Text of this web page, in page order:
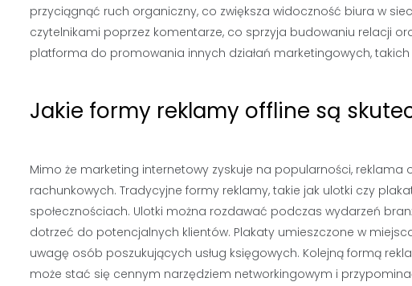
przyciągnąć ruch organiczny, co zwiększa widoczność biura w
czytelnikami poprzez komentarze, co sprzyja budowaniu relacji
platforma do promowania innych działań marketingowych, takich
Jakie formy reklamy offline są
Mimo że marketing internetowy zyskuje na popularności,
rachunkowych. Tradycyjne formy reklamy, takie jak ulotki czy
społecznościach. Ulotki można rozdawać podczas wydarzeń
dotrzeć do potencjalnych klientów. Plakaty umieszczone w
uwagę osób poszukujących usług księgowych. Kolejną formą
może stać się cennym narzędziem networkingowym i